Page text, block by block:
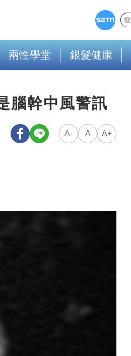
兩性學堂 銀髮健康
腦幹中風警訊
A- A A+